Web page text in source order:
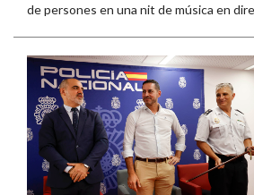
de persones en una nit de música en